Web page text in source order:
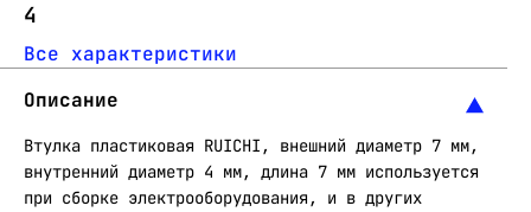
4
Все характеристики
Описание
Втулка пластиковая RUICHI, внешний диаметр 7 мм,
внутренний диаметр 4 мм, длина 7 мм используется
при сборке электрооборудования, и в других